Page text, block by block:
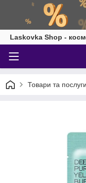
Laskovka Shop -
Товари та послуги